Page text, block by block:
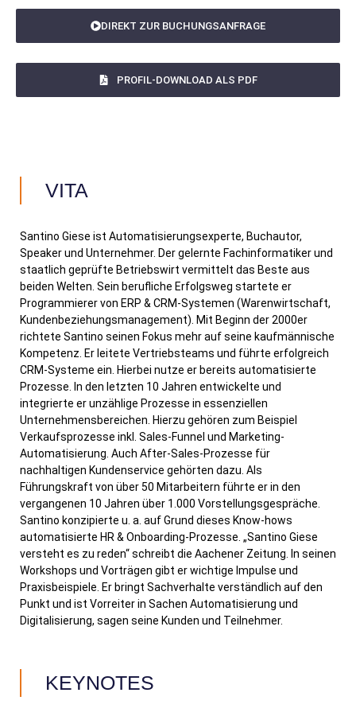
DIREKT ZUR BUCHUNGSANFRAGE
PROFIL-DOWNLOAD ALS PDF
VITA
Santino Giese ist Automatisierungsexperte, Buchautor,
Speaker und Unternehmer. Der gelernte Fachinformatiker und
staatlich geprüfte Betriebswirt vermittelt das Beste aus
beiden Welten. Sein berufliche Erfolgsweg startete er
Programmierer von ERP & CRM-Systemen (Warenwirtschaft,
Kundenbeziehungsmanagement). Mit Beginn der 2000er
richtete Santino seinen Fokus mehr auf seine kaufmännische
Kompetenz. Er leitete Vertriebsteams und führte erfolgreich
CRM-Systeme ein. Hierbei nutze er bereits automatisierte
Prozesse. In den letzten 10 Jahren entwickelte und
integrierte er unzählige Prozesse in essenziellen
Unternehmensbereichen. Hierzu gehören zum Beispiel
Verkaufsprozesse inkl. Sales-Funnel und Marketing-
Automatisierung. Auch After-Sales-Prozesse für
nachhaltigen Kundenservice gehörten dazu. Als
Führungskraft von über 50 Mitarbeitern führte er in den
vergangenen 10 Jahren über 1.000 Vorstellungsgespräche.
Santino konzipierte u. a. auf Grund dieses Know-hows
automatisierte HR & Onboarding-Prozesse. „Santino Giese
versteht es zu reden“ schreibt die Aachener Zeitung. In seinen
Workshops und Vorträgen gibt er wichtige Impulse und
Praxisbeispiele. Er bringt Sachverhalte verständlich auf den
Punkt und ist Vorreiter in Sachen Automatisierung und
Digitalisierung, sagen seine Kunden und Teilnehmer.
KEYNOTES